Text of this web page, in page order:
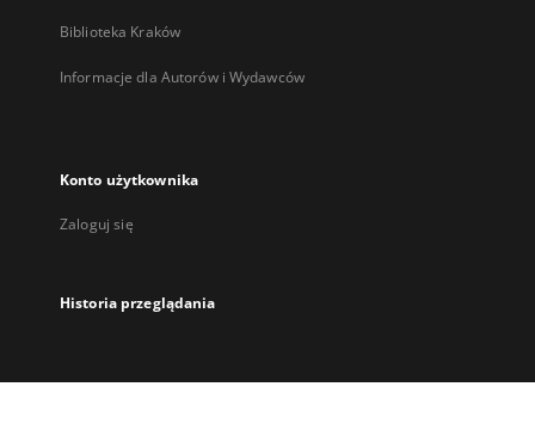
Biblioteka Kraków
Informacje dla Autorów i Wydawców
Konto użytkownika
Zaloguj się
Historia przeglądania